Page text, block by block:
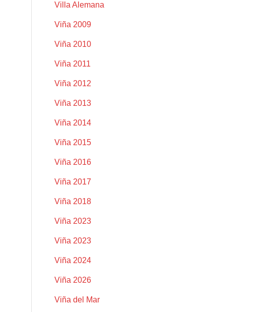
Villa Alemana
Viña 2009
Viña 2010
Viña 2011
Viña 2012
Viña 2013
Viña 2014
Viña 2015
Viña 2016
Viña 2017
Viña 2018
Viña 2023
Viña 2023
Viña 2024
Viña 2026
Viña del Mar